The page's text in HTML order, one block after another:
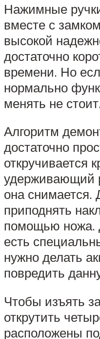
Нажимные
вместе с
высокой
достаточно
времени. Но
нормально
менять не стоит.
Алгоритм
достаточно
откручивается
удерживающий
она снимается.
приподнять
помощью ножа.
есть
нужно делать
повредить
Чтобы изъять
открутить
расположены